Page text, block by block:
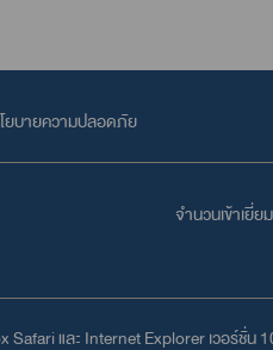
ยบายความปลอดภัย
จำนวนเข้าเยี่ย
Safariและ Internet Explorerเวอร์ชั่น